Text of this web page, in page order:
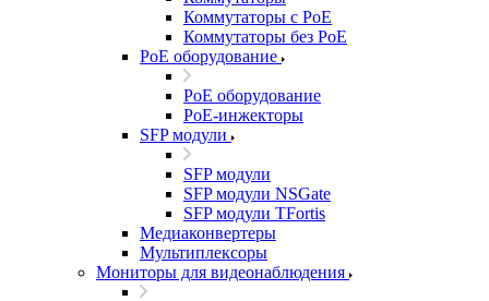
Коммутаторы с PoE
Коммутаторы без PoE
PoE оборудование
PoE оборудование
PoE-инжекторы
SFP модули
SFP модули
SFP модули NSGate
SFP модули TFortis
Медиаконвертеры
Мультиплексоры
Мониторы для видеонаблюдения